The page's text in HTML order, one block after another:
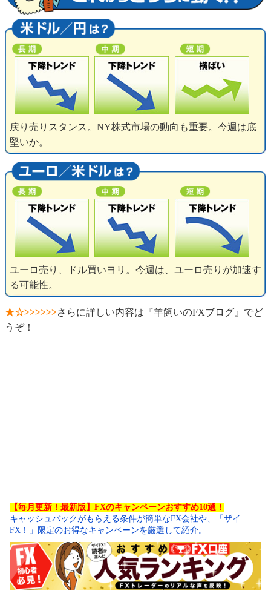
戻り売りスタンス。NY株式市場の動向も重要。今週は底
堅いか。
ユーロ売り、ドル買いヨリ。今週は、ユーロ売りが加速す
る可能性。
★☆>>>>>>さらに詳しい内容は『羊飼いのFXブログ』でど
うぞ！
【毎月更新！最新版】FXのキャンペーンおすすめ10選！
キャッシュバックがもらえる条件が簡単なFX会社や、「ザイ
FX！」限定のお得なキャンペーンを厳選して紹介。